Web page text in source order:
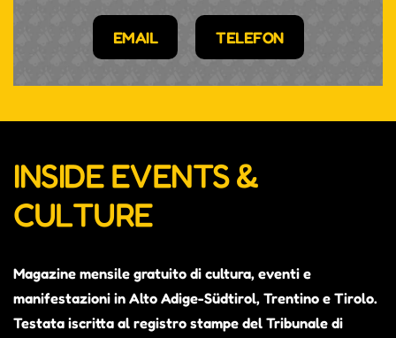
EMAIL TELEFON
INSIDE EVENTS &
CULTURE
Magazine mensile gratuito di cultura, eventi e
manifestazioni in Alto Adige-Südtirol, Trentino e Tirolo.
Testata iscritta al registro stampe del Tribunale di